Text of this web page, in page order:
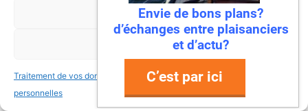
Refuser
Voir les préférences
Traitement de vos données
personnelles
Traitement de vos données
personnelles
Envie de fraicheur ? Larguez les
amarres direction la Normandie
Imaginez : des falaises vertigineuses qui
plongent dans une mer turquoise, des ports
Envie de bons plans?
d’échanges entre plaisanciers
et d’actu?
C’est par ici